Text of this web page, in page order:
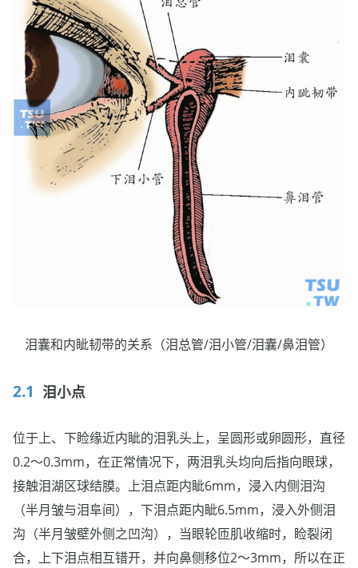
泪囊和内眦韧带的关系（泪总管/泪小管/泪囊/鼻泪管）
泪小点
位于上、下睑缘近内眦的泪乳头上，呈圆形或卵圆形，直径
0.2～0.3mm，在正常情况下，两泪乳头均向后指向眼球，
接触泪湖区球结膜。上泪点距内眦6mm，浸入内侧泪沟
（半月皱与泪阜间），下泪点距内眦6.5mm，浸入外侧泪
沟（半月皱壁外侧之凹沟），当眼轮匝肌收缩时，睑裂闭
合，上下泪点相互错开，并向鼻侧移位2～3mm，所以在正